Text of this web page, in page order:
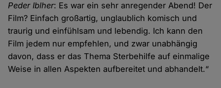
Peder Iblher: Es war ein sehr anregender Abend! Der
Film? Einfach großartig, unglaublich komisch und
traurig und einfühlsam und lebendig. Ich kann den
Film jedem nur empfehlen, und zwar unabhängig
davon, dass er das Thema Sterbehilfe auf einmalige
Weise in allen Aspekten aufbereitet und abhandelt.“